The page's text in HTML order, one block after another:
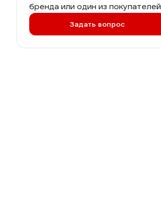
бренда или один из покупателей
Задать вопрос